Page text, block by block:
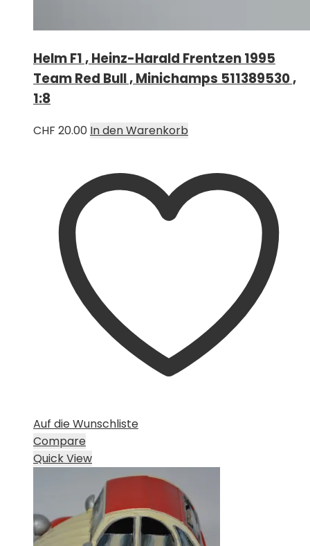
Helm F1 , Heinz-Harald Frentzen 1995
Team Red Bull , Minichamps 511389530 ,
1:8
CHF 20.00 In den Warenkorb
Auf die Wunschliste
Compare
Quick View